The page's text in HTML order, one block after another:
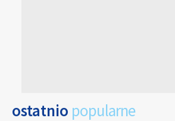
ostatnio popularne